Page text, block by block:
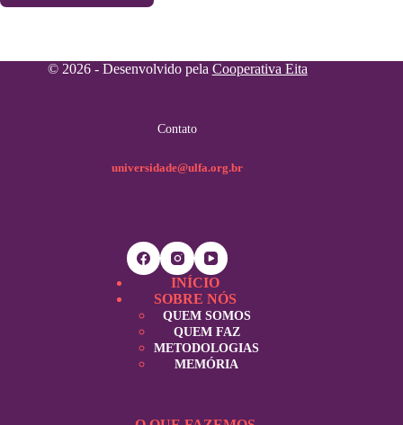
© 2026 - Desenvolvido pela Cooperativa Eita
Contato
universidade@ulfa.org.br
INÍCIO
SOBRE NÓS
QUEM SOMOS
QUEM FAZ
METODOLOGIAS
MEMÓRIA